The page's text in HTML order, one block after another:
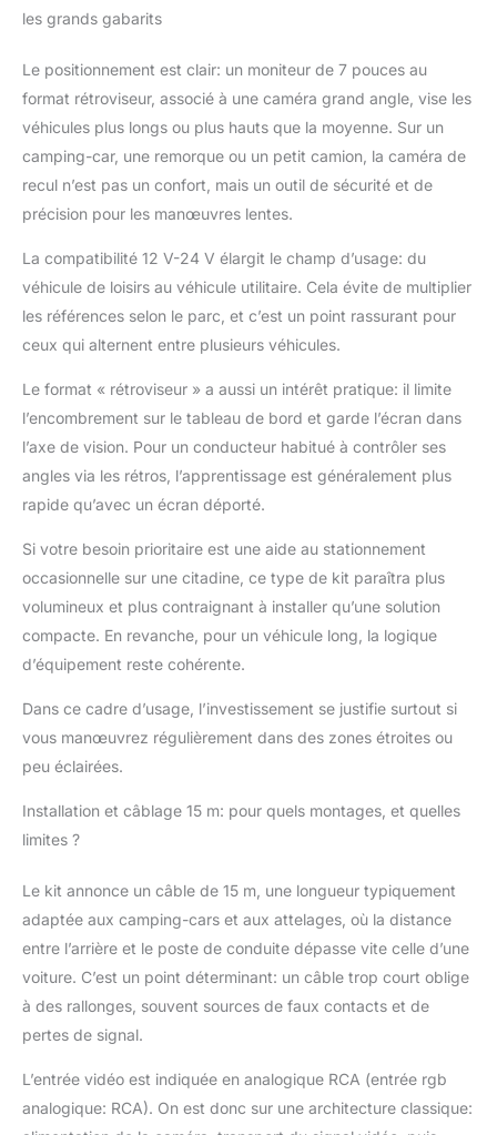
voiture pour bus,
camion, caravane,
remorque, camping-car
et autres appareils
7" TFT LCD écran de
rétroviseur, clip sur
installation facile +
connecteurs à distance
2 canaux 4 broches
maximum prend en
de caméras. Caméra de
vision nocturne 18 LED
infrarouges en métal
robuste pour voiture,
corps de caméra
soleil et support en
métal. Facile à monter
sur n'importe quelle
surface plane du
véhicule, il aide votre
vue encore clairement
temps. 2 types de
connexion : notre
peut être directement
connectée à l'allume-
qu'une alimentation
allume-cigare,
connectez la caméra et
vidéo de 15 m, pas
besoin d'alimenter le
rend l'installation plus
facile. Il peut également
fournir de l'énergie via
les grands gabarits
Le positionnement est clair: un moniteur de 7 pouces au
format rétroviseur, associé à une caméra grand angle, vise les
véhicules plus longs ou plus hauts que la moyenne. Sur un
camping-car, une remorque ou un petit camion, la caméra de
recul n’est pas un confort, mais un outil de sécurité et de
précision pour les manœuvres lentes.
La compatibilité 12 V-24 V élargit le champ d’usage: du
véhicule de loisirs au véhicule utilitaire. Cela évite de multiplier
les références selon le parc, et c’est un point rassurant pour
ceux qui alternent entre plusieurs véhicules.
Le format « rétroviseur » a aussi un intérêt pratique: il limite
l’encombrement sur le tableau de bord et garde l’écran dans
l’axe de vision. Pour un conducteur habitué à contrôler ses
angles via les rétros, l’apprentissage est généralement plus
rapide qu’avec un écran déporté.
Si votre besoin prioritaire est une aide au stationnement
occasionnelle sur une citadine, ce type de kit paraîtra plus
volumineux et plus contraignant à installer qu’une solution
compacte. En revanche, pour un véhicule long, la logique
d’équipement reste cohérente.
Dans ce cadre d’usage, l’investissement se justifie surtout si
vous manœuvrez régulièrement dans des zones étroites ou
peu éclairées.
Installation et câblage 15 m: pour quels montages, et quelles
limites ?
Le kit annonce un câble de 15 m, une longueur typiquement
adaptée aux camping-cars et aux attelages, où la distance
entre l’arrière et le poste de conduite dépasse vite celle d’une
voiture. C’est un point déterminant: un câble trop court oblige
à des rallonges, souvent sources de faux contacts et de
pertes de signal.
L’entrée vidéo est indiquée en analogique RCA (entrée rgb
analogique: RCA). On est donc sur une architecture classique: